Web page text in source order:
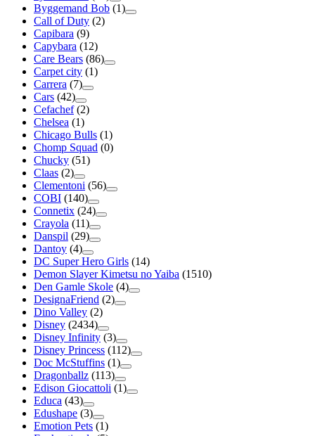
Byggemand Bob (1)
Call of Duty (2)
Capibara (9)
Capybara (12)
Care Bears (86)
Carpet city (1)
Carrera (7)
Cars (42)
Cefachef (2)
Chelsea (1)
Chicago Bulls (1)
Chomp Squad (0)
Chucky (51)
Claas (2)
Clementoni (56)
COBI (140)
Connetix (24)
Crayola (11)
Danspil (29)
Dantoy (4)
DC Super Hero Girls (14)
Demon Slayer Kimetsu no Yaiba (1510)
Den Gamle Skole (4)
DesignaFriend (2)
Dino Valley (2)
Disney (2434)
Disney Infinity (3)
Disney Princess (112)
Doc McStuffins (1)
Dragonballz (113)
Edison Giocattoli (1)
Educa (43)
Edushape (3)
Emotion Pets (1)